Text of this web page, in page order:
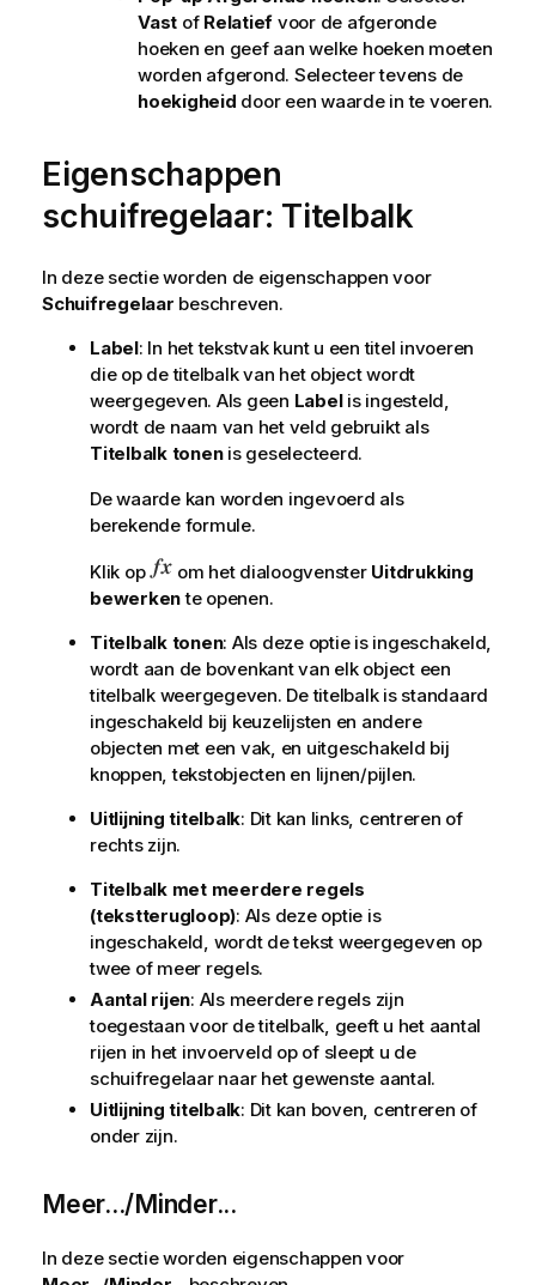
i
e
Vast of Relatief voor de afgeronde
hoeken en geef aan welke hoeken moeten
worden afgerond. Selecteer tevens de
hoekigheid door een waarde in te voeren.
Eigenschappen
schuifregelaar: Titelbalk
In deze sectie worden de eigenschappen voor
Schuifregelaar beschreven.
Label: In het tekstvak kunt u een titel invoeren
die op de titelbalk van het object wordt
weergegeven. Als geen Labelis ingesteld,
wordt de naam van het veld gebruikt als
Titelbalk tonenis geselecteerd.
De waarde kan worden ingevoerd als
berekende formule.
Klik op om het dialoogvenster Uitdrukking
bewerkente openen.
Titelbalk tonen: Als deze optie is ingeschakeld,
wordt aan de bovenkant van elk object een
titelbalk weergegeven. De titelbalk is standaard
ingeschakeld bij keuzelijsten en andere
objecten met een vak, en uitgeschakeld bij
knoppen, tekstobjecten en lijnen/pijlen.
Uitlijning titelbalk: Dit kan links, centreren of
rechts zijn.
Titelbalk met meerdere regels
(tekstterugloop): Als deze optie is
ingeschakeld, wordt de tekst weergegeven op
twee of meer regels.
Aantal rijen: Als meerdere regels zijn
toegestaan voor de titelbalk, geeft u het aantal
rijen in het invoerveld op of sleept u de
schuifregelaar naar het gewenste aantal.
Uitlijning titelbalk: Dit kan boven, centreren of
onder zijn.
Meer.../Minder...
In deze sectie worden eigenschappen voor